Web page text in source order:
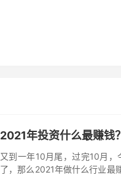
2021年投资什么最赚钱
又到一年10月尾，过完10月
了，那么2021年做什么行业最